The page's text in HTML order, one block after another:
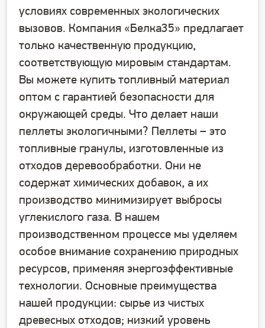
условиях современных экологических
вызовов. Компания «Белка35» предлагает
только качественную продукцию,
соответствующую мировым стандартам.
Вы можете купить топливный материал
оптом с гарантией безопасности для
окружающей среды. Что делает наши
пеллеты экологичными? Пеллеты – это
топливные гранулы, изготовленные из
отходов деревообработки. Они не
содержат химических добавок, а их
производство минимизирует выбросы
углекислого газа. В нашем
производственном процессе мы уделяем
особое внимание сохранению природных
ресурсов, применяя энергоэффективные
технологии. Основные преимущества
нашей продукции: сырье из чистых
древесных отходов; низкий уровень